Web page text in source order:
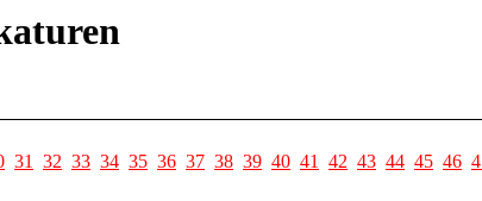
31 32 33 34 35 36 37 38 39 40 41 42 43 44 45 46